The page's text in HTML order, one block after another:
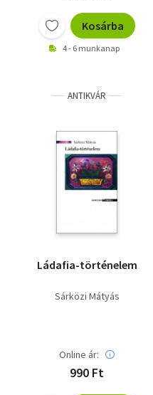
Kosárba
4 - 6 munkanap
ANTIKVÁR
Ládafia-történelem
Sárközi Mátyás
Online ár:
990 Ft